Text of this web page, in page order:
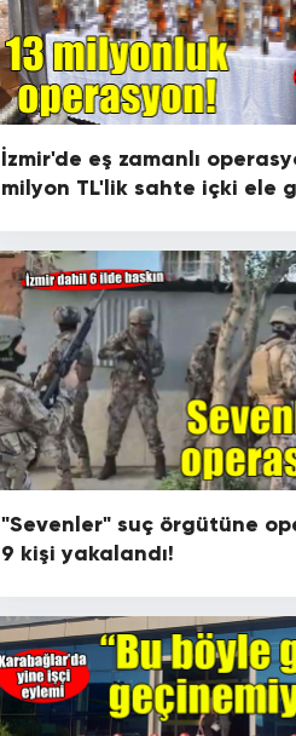
İzmir'de eş zamanlı
milyon TL'lik sahte içki ele
"Sevenler" suç örgütüne
9 kişi yakalandı!